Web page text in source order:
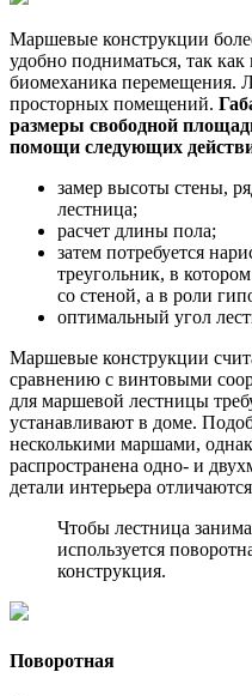
Маршевые конструкции
удобно подниматься, так как
биомеханика перемещения.
просторных помещений.
размеры свободной
помощи следующих
замер высоты стены,
лестница;
расчет длины пола;
затем потребуется
треугольник, в
со стеной, а в роли
оптимальный угол
Маршевые конструкции
сравнению с винтовыми
для маршевой лестницы
устанавливают в доме.
несколькими маршами,
распространена одно- и
детали интерьера
Чтобы лестница
используется
конструкция.
Поворотная